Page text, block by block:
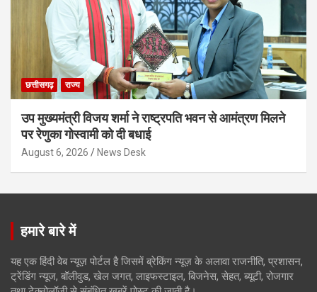
छत्तीसगढ़ राज्य
उप मुख्यमंत्री विजय शर्मा ने राष्ट्रपति भवन से आमंत्रण मिलने
पर रेणुका गोस्वामी को दी बधाई
August 6, 2026 News Desk
हमारे बारे में
यह एक हिंदी वेब न्यूज़ पोर्टल है जिसमें ब्रेकिंग न्यूज़ के अलावा राजनीति, प्रशासन,
ट्रेंडिंग न्यूज, बॉलीवुड, खेल जगत, लाइफस्टाइल, बिजनेस, सेहत, ब्यूटी, रोजगार